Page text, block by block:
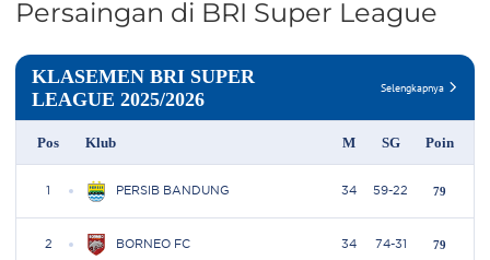
Persaingan di BRI Super League